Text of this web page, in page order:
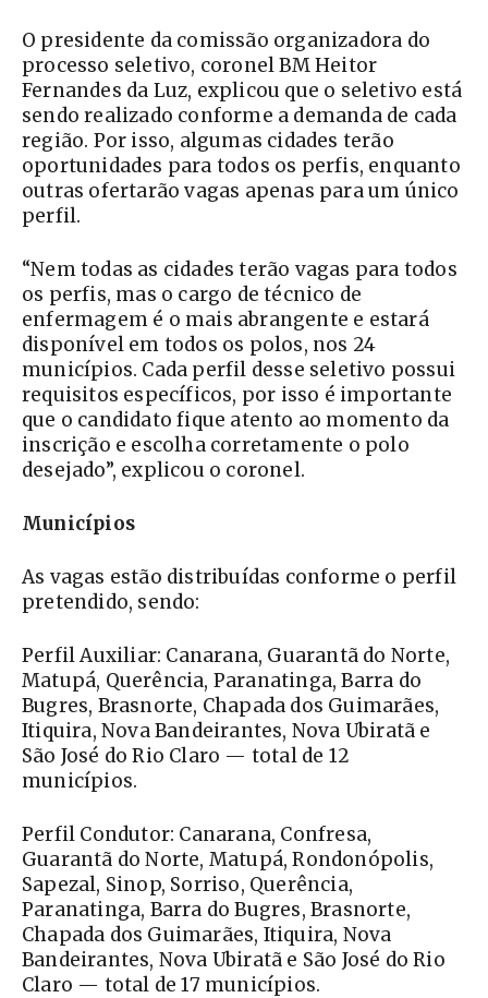
O presidente da comissão organizadora do
processo seletivo, coronel BM Heitor
Fernandes da Luz, explicou que o seletivo está
sendo realizado conforme a demanda de cada
região. Por isso, algumas cidades terão
oportunidades para todos os perfis, enquanto
outras ofertarão vagas apenas para um único
perfil.
“Nem todas as cidades terão vagas para todos
os perfis, mas o cargo de técnico de
enfermagem é o mais abrangente e estará
disponível em todos os polos, nos 24
municípios. Cada perfil desse seletivo possui
requisitos específicos, por isso é importante
que o candidato fique atento ao momento da
inscrição e escolha corretamente o polo
desejado”, explicou o coronel.
Municípios
As vagas estão distribuídas conforme o perfil
pretendido, sendo:
Perfil Auxiliar: Canarana, Guarantã do Norte,
Matupá, Querência, Paranatinga, Barra do
Bugres, Brasnorte, Chapada dos Guimarães,
Itiquira, Nova Bandeirantes, Nova Ubiratã e
São José do Rio Claro — total de 12
municípios.
Perfil Condutor: Canarana, Confresa,
Guarantã do Norte, Matupá, Rondonópolis,
Sapezal, Sinop, Sorriso, Querência,
Paranatinga, Barra do Bugres, Brasnorte,
Chapada dos Guimarães, Itiquira, Nova
Bandeirantes, Nova Ubiratã e São José do Rio
Claro — total de 17 municípios.